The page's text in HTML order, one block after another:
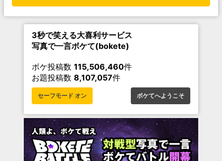
3秒で笑える大喜利サービス
写真で一言ボケて(bokete)
ボケ投稿数 115,506,460件
お題投稿数 8,107,057件
セーフモード オン ボケてへようこそ